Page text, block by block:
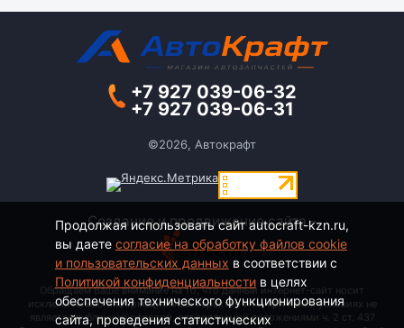
+7 927 039-06-32
+7 927 039-06-31
©2026, Автокрафт
Создание и продвижение сайта -
Обращаем Ваше внимание на то, что данный интернет-сайт носит
исключительно информационный характер и ни при каких условиях не
является публичной офертой, определяемой положениями ч. 2 ст. 437
Продолжая использовать сайт autocraft-kzn.ru,
вы даете согласие на обработку файлов cookie
и пользовательских данных в соответствии с
Политикой конфиденциальностив целях
обеспечения технического функционирования
сайта, проведения статистических